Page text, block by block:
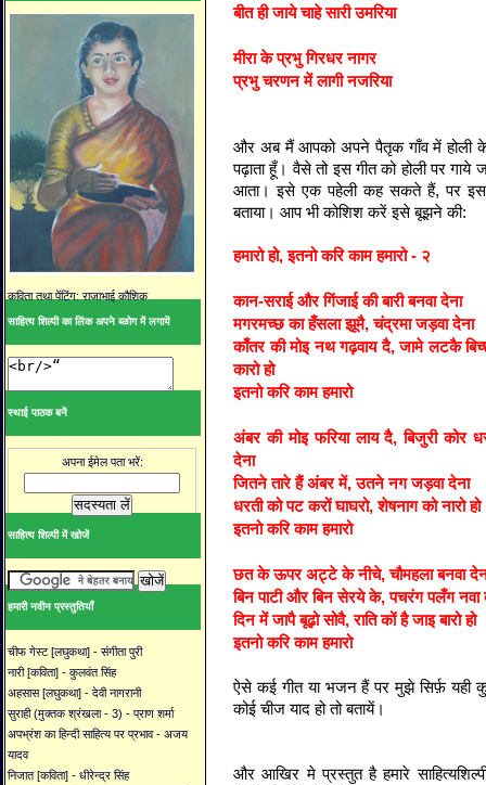
कविता तथा पेंटिंग: राजाभाई कौशिक
साहित्य शिल्पी का लिंक अपने ब्ळोग में लगायें
स्थाई पाठक बनें
अपना ईमेल पता भरें:
साहित्य शिल्पी में खोजें
हमारी नवीन प्रस्तुतियाँ
चीफ गेस्ट [लघुकथा] - संगीता पुरी
नारी [कविता] - कुलवंत सिंह
अहसास [लघुकथा] - देवी नागरानी
सुराही (मुक्तक श्रंखला - 3) - प्राण शर्मा
अपभ्रंश का हिन्दी साहित्य पर प्रभाव - अजय
यादव
निजात [कविता] - धीरेन्द्र सिंह
बीत ही जाये चाहे सारी उमरिया
मीरा के प्रभु गिरधर नागर
प्रभु चरणन में लागी नजरिया
और अब मैं आपको अपने पैतृक गाँव में होली
पढ़ाता हूँ। वैसे तो इस गीत को होली पर
आता। इसे एक पहेली कह सकते हैं, पर
बताया। आप भी कोशिश करें इसे बूझने की:
हमारो हो, इतनो करि काम हमारो - २
कान-सराई और गिंजाई की बारी बनवा देना
मगरमच्छ का हँसला झूमै, चंद्रमा जड़वा देना
काँतर की मोइ नथ गढ़वाय दै, जामे लटकै
कारो हो
इतनो करि काम हमारो
अंबर की मोइ फरिया लाय दै, बिजुरी कोर
देना
जितने तारे हैं अंबर में, उतने नग जड़वा देना
धरती को पट करों घाघरो, शेषनाग को नारो हो
इतनो करि काम हमारो
छत के ऊपर अट्टे के नीचे, चौमहला बनवा
बिन पाटी और बिन सेरये के, पचरंग पलँग नवा
दिन में जापै बूढ़ो सोवै, राति कों है जाइ बारो हो
इतनो करि काम हमारो
ऐसे कई गीत या भजन हैं पर मुझे सिर्फ़
कोई चीज याद हो तो बतायें।
और आखिर मे प्रस्तुत है हमारे साहित्यशिल्पी